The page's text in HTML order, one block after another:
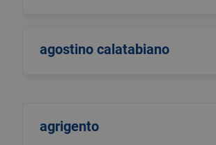
agostino calatabiano
agrigento